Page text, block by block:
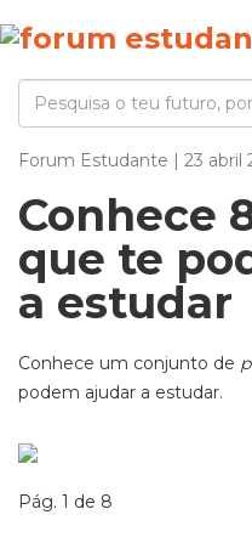
Forum Estudante | 23 abril
Conhece
que te
a estudar
Conhece um conjunto de
podem ajudar a estudar.
Pág. 1 de 8